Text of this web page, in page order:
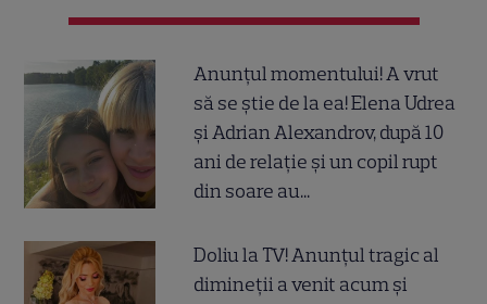
Anunțul momentului! A vrut
să se știe de la ea! Elena Udrea
și Adrian Alexandrov, după 10
ani de relație și un copil rupt
din soare au...
Doliu la TV! Anunțul tragic al
dimineții a venit acum și